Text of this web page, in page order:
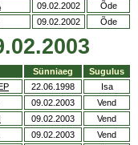
09.02.2002
Õde
09.02.2002 Õde
Sünniaeg
Sugulus
22.06.1998
Isa
09.02.2003
Vend
09.02.2003
Vend
09.02.2003
Vend